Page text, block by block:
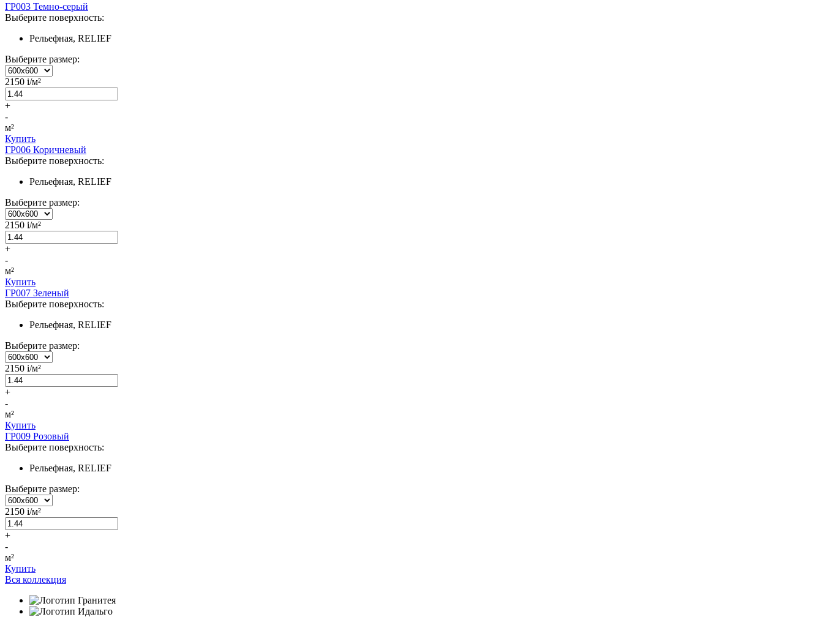
ГР003 Темно-серый
Выберите поверхность:
Рельефная, RELIEF
Выберите размер:
2150 i/м²
+
-
м²
Купить
ГР006 Коричневый
Выберите поверхность:
Рельефная, RELIEF
Выберите размер:
2150 i/м²
+
-
м²
Купить
ГР007 Зеленый
Выберите поверхность:
Рельефная, RELIEF
Выберите размер:
2150 i/м²
+
-
м²
Купить
ГР009 Розовый
Выберите поверхность:
Рельефная, RELIEF
Выберите размер:
2150 i/м²
+
-
м²
Купить
Вся коллекция